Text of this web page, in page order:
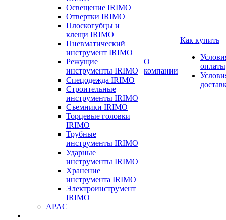
Освещение IRIMO
Отвертки IRIMO
Плоскогубцы и
клещи IRIMO
Пневматический
инструмент IRIMO
Режущие
инструменты IRIMO
Спецодежда IRIMO
Строительные
инструменты IRIMO
Съемники IRIMO
Торцевые головки
IRIMO
Трубные
инструменты IRIMO
Ударные
инструменты IRIMO
Хранение
инструмента IRIMO
Электроинструмент
IRIMO
APAC
О
компании
Как купить
оплаты